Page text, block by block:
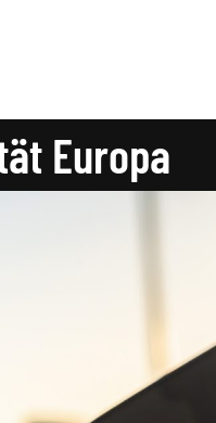
Europa